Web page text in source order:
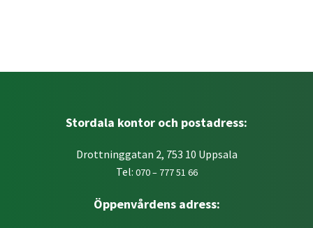
Stordala kontor och postadress:
Drottninggatan 2, 753 10 Uppsala
Tel: 070 – 777 51 66
Öppenvårdens adress: